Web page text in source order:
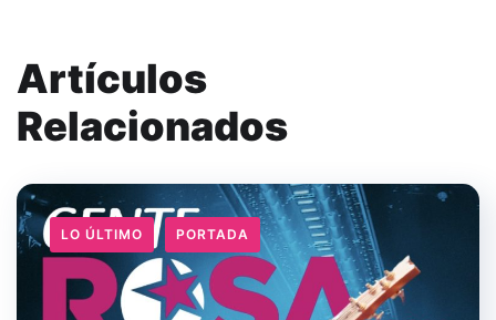
Artículos
Relacionados
LO ÚLTIMO PORTADA